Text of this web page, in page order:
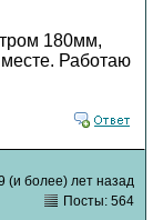
180мм,
Работаю
(и более) лет назад
Посты: 564